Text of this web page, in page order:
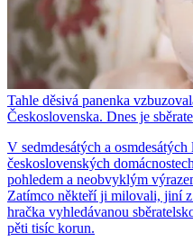
Tahle děsivá panenka
Československa. Dnes je
V sedmdesátých a
československých
pohledem a neobvyklým
Zatímco někteří ji milovali, jiní
hračka vyhledávanou
pěti tisíc korun.